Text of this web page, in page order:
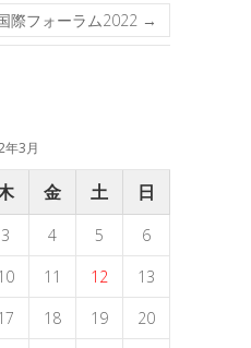
際フォーラム2022 →
年3月
金 土 日
3 4 5
6
11 12
13
18 19
20